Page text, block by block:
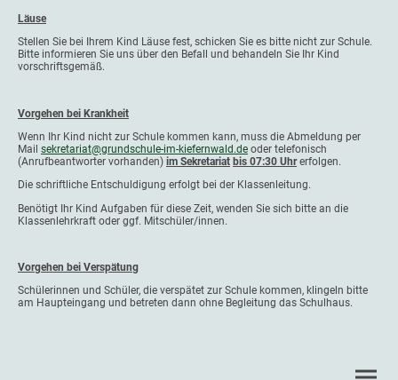
Läuse
Stellen Sie bei Ihrem Kind Läuse fest, sch​icken Sie es bitte nicht zur Schule.
Bitte informieren Sie uns über den Befall und behandeln Sie Ihr Kind
vorschriftsgemäß.
Vorgehen bei Krankheit
​Wenn Ihr Kind nicht zur Schule kommen kann, muss die Abmeldung per
Mail sekretariat@grundschule-im-kiefernwald.de oder telefonisch
(Anrufbeantworter vorhanden) im Sekretariat bis 07:30 Uhrerfolgen.
Die schriftliche Entschuldigung erfolgt bei der Klassenleitung.
​Benötigt Ihr Kind Aufgaben für diese Zeit, wenden Sie sich bitte an die
Klassenlehrkraft oder ggf. Mitschüler/innen.
Vorgehen bei Verspätung
Schülerinnen und Schüler, die verspätet zur Schule kommen, klingeln bitte
am Haupteingang und betreten dann ohne Begleitung das Schulhaus.